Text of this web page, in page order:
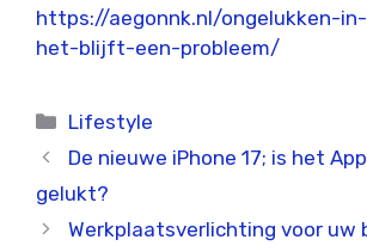
https://aegonnk.nl/ongelukken-
het-blijft-een-probleem/
Categorieën
Lifestyle
De nieuwe iPhone 17; is het
gelukt?
Werkplaatsverlichting voor uw